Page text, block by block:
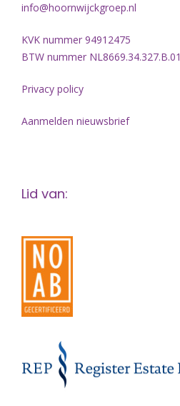
info@hoornwijckgroep.nl
KVK nummer 94912475
BTW nummer NL8669.34.327.B.01
Privacy policy
Aanmelden nieuwsbrief
Lid van: